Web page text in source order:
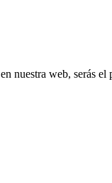
nuestra web, serás el